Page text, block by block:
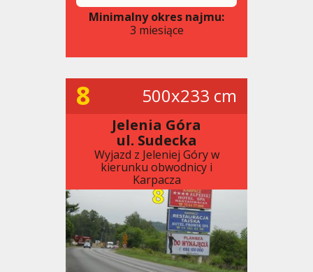
Minimalny okres najmu:
3 miesiące
8 500x233 cm
Jelenia Góra
ul. Sudecka
Wyjazd z Jeleniej Góry w
kierunku obwodnicy i
Karpacza